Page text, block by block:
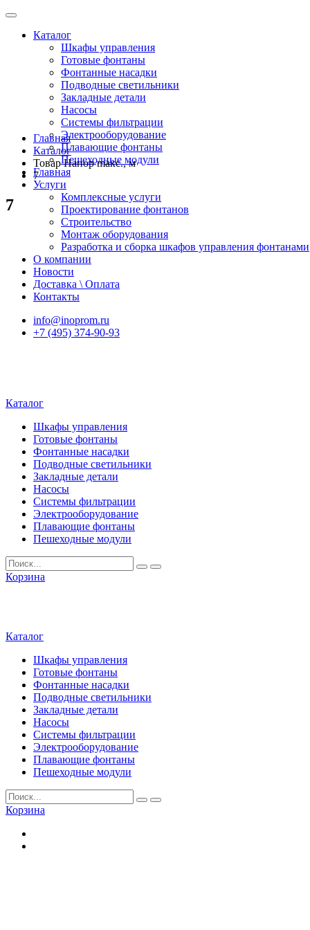
Каталог
Шкафы управления
Готовые фонтаны
Фонтанные насадки
Подводные светильники
Закладные детали
Насосы
Системы фильтрации
Электрооборудование
Плавающие фонтаны
Пешеходные модули
Главная
Услуги
Комплексные услуги
Проектирование фонтанов
Строительство
Монтаж оборудования
Разработка и сборка шкафов управления фонтанами
О компании
Новости
Доставка \ Оплата
Контакты
info@inoprom.ru
+7 (495) 374-90-93
Каталог
Шкафы управления
Готовые фонтаны
Фонтанные насадки
Подводные светильники
Закладные детали
Насосы
Системы фильтрации
Электрооборудование
Плавающие фонтаны
Пешеходные модули
Корзина
Каталог
Шкафы управления
Готовые фонтаны
Фонтанные насадки
Подводные светильники
Закладные детали
Насосы
Системы фильтрации
Электрооборудование
Плавающие фонтаны
Пешеходные модули
Корзина
Главная
Каталог
Товар Напор maкс., м
7
7